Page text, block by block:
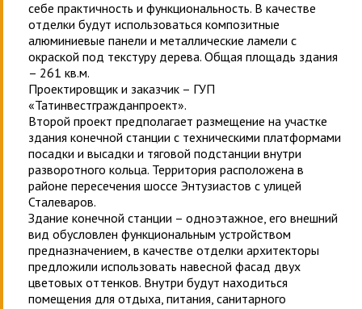
себе практичность и функциональность. В качестве
отделки будут использоваться композитные
алюминиевые панели и металлические ламели с
окраской под текстуру дерева. Общая площадь здания
– 261 кв.м.
Проектировщик и заказчик – ГУП
«Татинвестгражданпроект».
Второй проект предполагает размещение на участке
здания конечной станции с техническими платформами
посадки и высадки и тяговой подстанции внутри
разворотного кольца. Территория расположена в
районе пересечения шоссе Энтузиастов с улицей
Сталеваров.
Здание конечной станции – одноэтажное, его внешний
вид обусловлен функциональным устройством
предназначением, в качестве отделки архитекторы
предложили использовать навесной фасад двух
цветовых оттенков. Внутри будут находиться
помещения для отдыха, питания, санитарного